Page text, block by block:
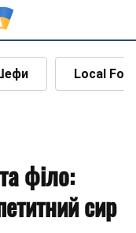
Local
філо:
сир